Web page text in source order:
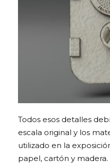
Todos esos detalles
escala original y los
utilizado en la
papel, cartón y